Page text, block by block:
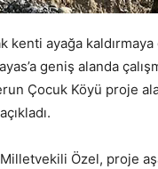
kenti ayağa
geniş alanda
Çocuk Köyü proje
Özel, proje